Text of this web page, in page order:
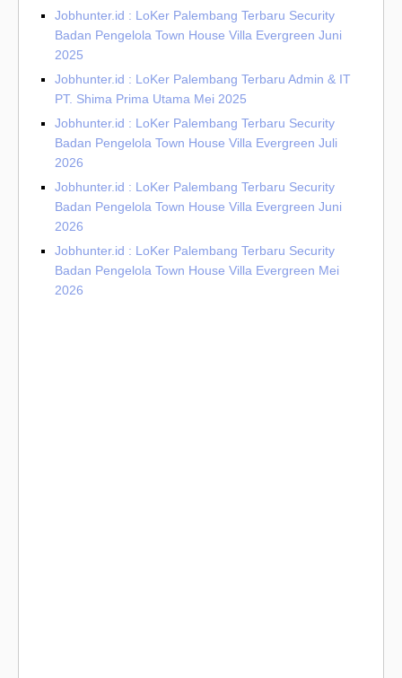
Jobhunter.id : LoKer Palembang Terbaru Security
Badan Pengelola Town House Villa Evergreen Juni
2025
Jobhunter.id : LoKer Palembang Terbaru Admin & IT
PT. Shima Prima Utama Mei 2025
Jobhunter.id : LoKer Palembang Terbaru Security
Badan Pengelola Town House Villa Evergreen Juli
2026
Jobhunter.id : LoKer Palembang Terbaru Security
Badan Pengelola Town House Villa Evergreen Juni
2026
Jobhunter.id : LoKer Palembang Terbaru Security
Badan Pengelola Town House Villa Evergreen Mei
2026